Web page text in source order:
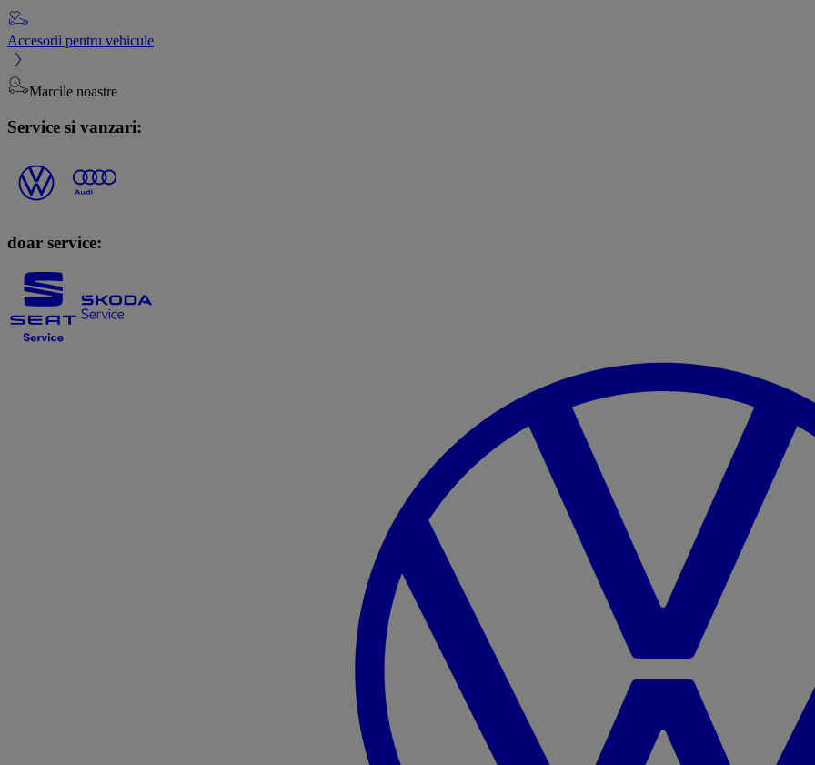
Accesorii pentru vehicule
Marcile noastre
Service si vanzari:
doar service: